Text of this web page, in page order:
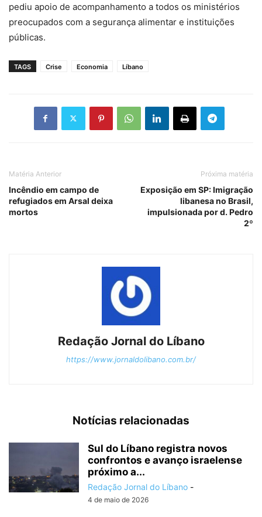
pediu apoio de acompanhamento a todos os ministérios
preocupados com a segurança alimentar e instituições
públicas.
TAGS Crise Economia Líbano
Matéria Anterior
Incêndio em campo de
refugiados em Arsal deixa
mortos
Próxima matéria
Exposição em SP: Imigração
libanesa no Brasil,
impulsionada por d. Pedro
2º
Redação Jornal do Líbano
https://www.jornaldolibano.com.br/
Notícias relacionadas
Sul do Líbano registra novos
confrontos e avanço israelense
próximo a...
Redação Jornal do Líbano -
4 de maio de 2026